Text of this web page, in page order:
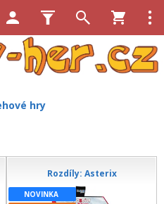
hry
Rozdíly: Asterix
NOVINKA